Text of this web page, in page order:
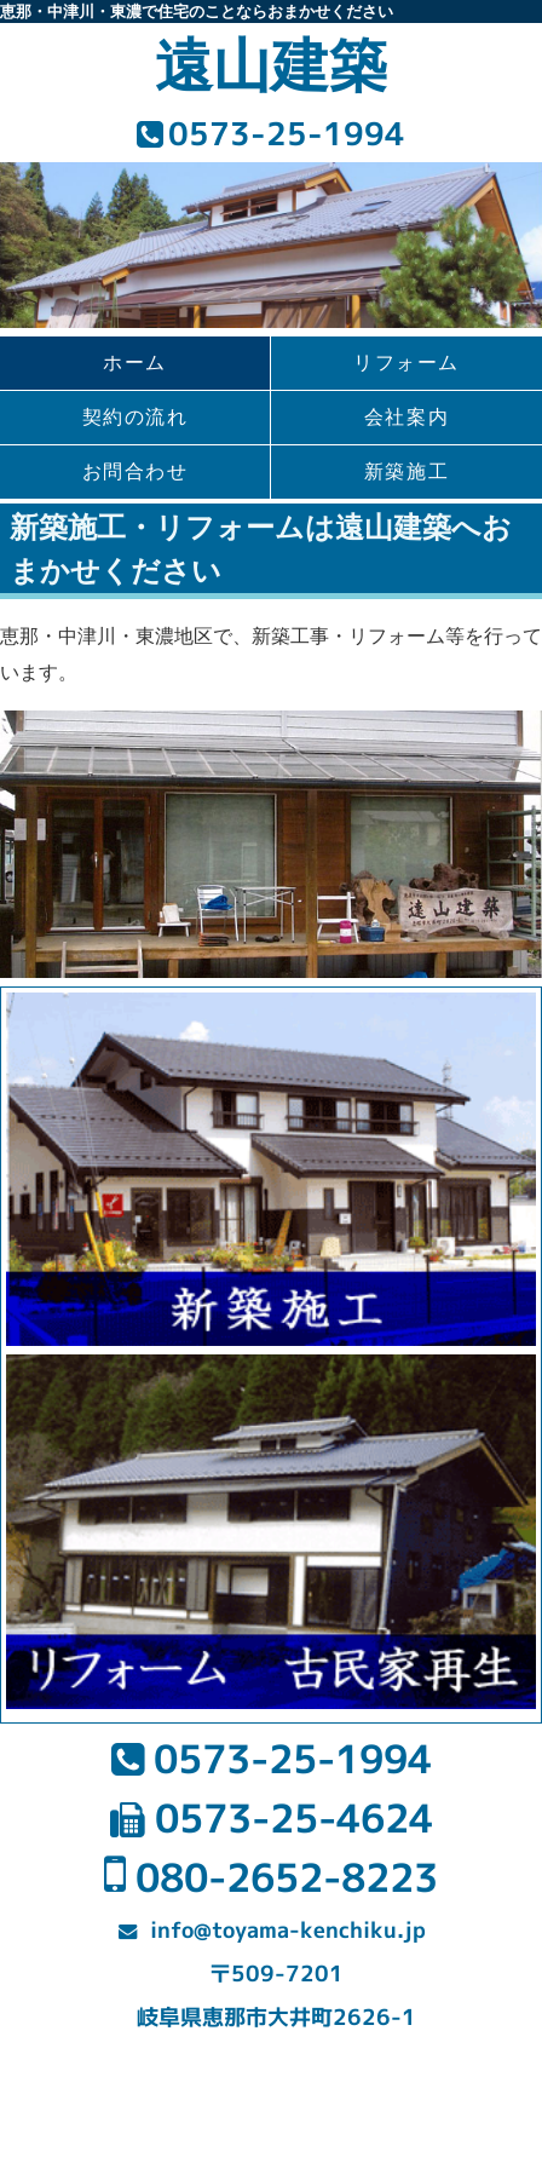
恵那・中津川・東濃で住宅のことならおまかせください
遠山建築
0573-25-1994
ホーム リフォーム
契約の流れ 会社案内
お問合わせ 新築施工
新築施工・リフォームは遠山建築へお
まかせください
恵那・中津川・東濃地区で、新築工事・リフォーム等を行って
います。
0573-25-1994
0573-25-4624
080-2652-8223
info@toyama-kenchiku.jp
〒509-7201
岐阜県恵那市大井町2626-1